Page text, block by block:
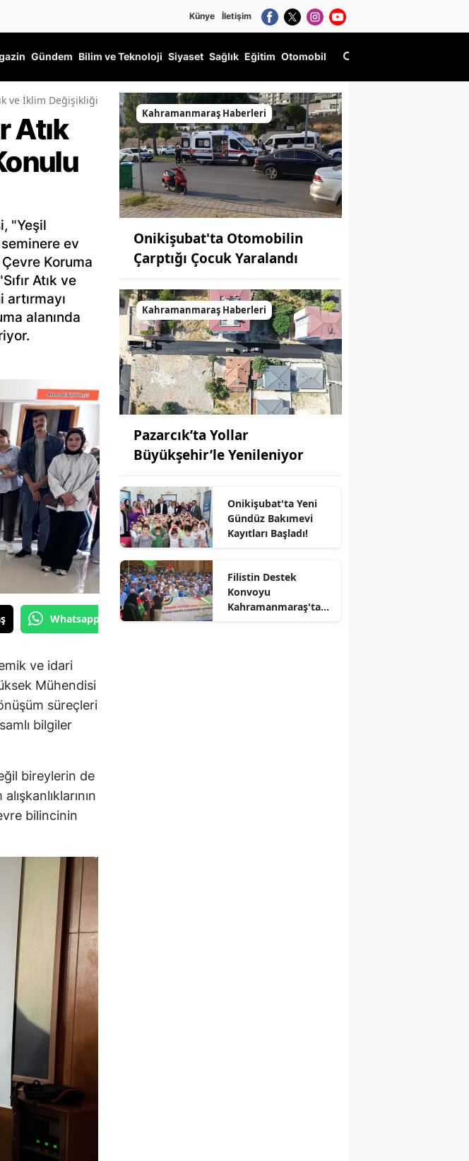
Künye İletişim
Gündem Bilim ve Teknoloji Siyaset Sağlık Eğitim Otomobil
ve İklim Değişikliği Bilinci" Konulu Seminer Gerçekleştirildi
Atık
"Yeşil
ev
Koruma
Atık ve
alanında
Whatsapp'tan Gönder
ve idari
Mühendisi
süreçleri
bilgiler
bireylerin de
bilincinin
Kahramanmaraş Haberleri
Onikişubat'ta Otomobilin
Çarptığı Çocuk Yaralandı
Kahramanmaraş Haberleri
Pazarcık’ta Yollar
Büyükşehir’le Yenileniyor
Onikişubat'ta Yeni
Gündüz Bakımevi
Kayıtları Başladı!
Filistin Destek
Konvoyu
Kahramanmaraş'ta